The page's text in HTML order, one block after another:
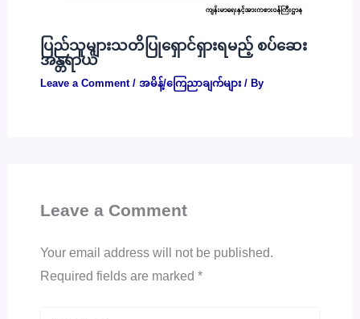
ပြည်သူများသတိပြုရှောင်ရှားရမည့် စပ်ဆေး
အန္တရာယ်
Leave a Comment / အမိန့်/ကြေညာချက်များ/ By
Leave a Comment
Your email address will not be published.
Required fields are marked *